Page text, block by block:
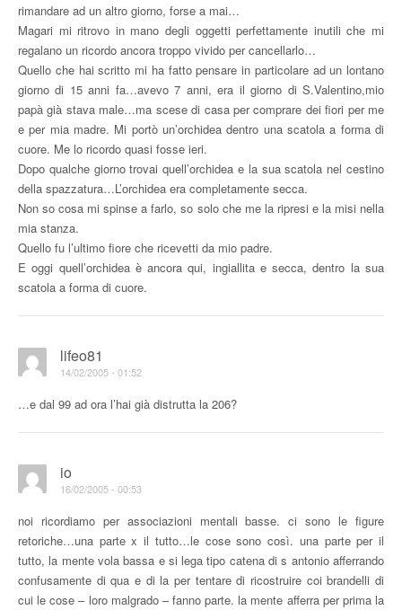
rimandare ad un altro giorno, forse a mai…
Magari mi ritrovo in mano degli oggetti perfettamente inutili che mi
regalano un ricordo ancora troppo vivido per cancellarlo…
Quello che hai scritto mi ha fatto pensare in particolare ad un lontano
giorno di 15 anni fa…avevo 7 anni, era il giorno di S.Valentino,mio
papà già stava male…ma scese di casa per comprare dei fiori per me
e per mia madre. Mi portò un’orchidea dentro una scatola a forma di
cuore. Me lo ricordo quasi fosse ieri.
Dopo qualche giorno trovai quell’orchidea e la sua scatola nel cestino
della spazzatura…L’orchidea era completamente secca.
Non so cosa mi spinse a farlo, so solo che me la ripresi e la misi nella
mia stanza.
Quello fu l’ultimo fiore che ricevetti da mio padre.
E oggi quell’orchidea è ancora qui, ingiallita e secca, dentro la sua
scatola a forma di cuore.
lifeo81
14/02/2005 - 01:52
…e dal 99 ad ora l’hai già distrutta la 206?
io
16/02/2005 - 00:53
noi ricordiamo per associazioni mentali basse. ci sono le figure
retoriche…una parte x il tutto…le cose sono così. una parte per il
tutto, la mente vola bassa e si lega tipo catena di s antonio afferrando
confusamente di qua e di la per tentare di ricostruire coi brandelli di
cui le cose – loro malgrado – fanno parte. la mente afferra per prima la